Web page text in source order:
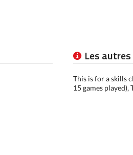
Les
This is for a skills
15 games